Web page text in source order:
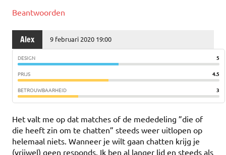
Beantwoorden
Alex 9 februari 2020 19:00
DESIGN 5
PRIJS 4.5
BETROUWBAARHEID 3
Het valt me op dat matches of de mededeling ”die of
die heeft zin om te chatten” steeds weer uitlopen op
helemaal niets. Wanneer je wilt gaan chatten krijg je
(vrijwel) geen responds. Ik ben al langer lid en steeds als